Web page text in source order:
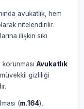
avukatlık, hem
nitelendirilir.
ilişkin sıkı
Avukatlık
gizliliği
(m.164),